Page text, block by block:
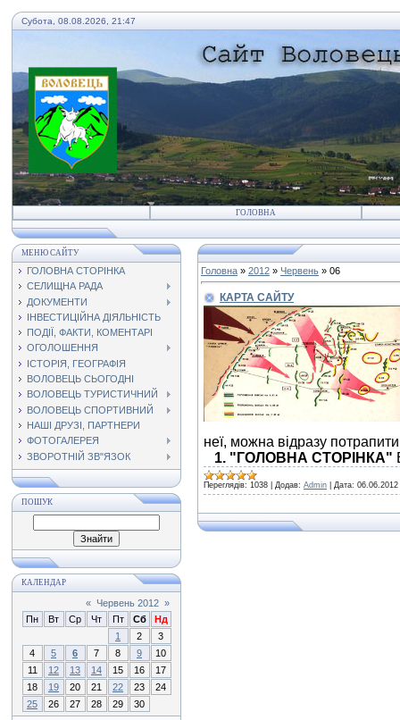
Субота, 08.08.2026, 21:47
ГОЛОВНА
МЕНЮ САЙТУ
ГОЛОВНА СТОРІНКА
СЕЛИЩНА РАДА
ДОКУМЕНТИ
ІНВЕСТИЦІЙНА ДІЯЛЬНІСТЬ
ПОДІЇ, ФАКТИ, КОМЕНТАРІ
ОГОЛОШЕННЯ
ІСТОРІЯ, ГЕОГРАФІЯ
ВОЛОВЕЦЬ СЬОГОДНІ
ВОЛОВЕЦЬ ТУРИСТИЧНИЙ
ВОЛОВЕЦЬ СПОРТИВНИЙ
НАШІ ДРУЗІ, ПАРТНЕРИ
ФОТОГАЛЕРЕЯ
ЗВОРОТНІЙ ЗВ"ЯЗОК
ПОШУК
КАЛЕНДАР
« Червень 2012 »
Пн
Вт Ср Чт Пт Сб
Нд
1
2
3
4
5 6 7 8 9
10
11
12 13 14 15 16
17
18
19 20 21 22 23
24
25
26 27 28 29 30
Головна » 2012 » Червень » 06
КАРТА САЙТУ
неї, можна відразу
1. "ГОЛОВНА СТОРІНКА"
Переглядів: 1038 Додав: Admin Дата: 06.06.2012